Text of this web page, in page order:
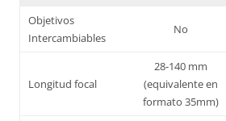
Objetivos
Intercambiables
No
Longitud focal
28-140 mm
(equivalente en
formato 35mm)